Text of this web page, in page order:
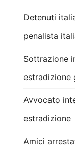
Detenuti
penalista
Sottrazione
estradizione
Avvocato
estradizione
Amici